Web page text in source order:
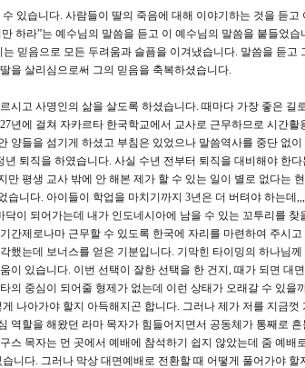
있습니다. 사람들이 딸의 죽음에 대해 이야기하는 것을 듣고
하라”는 예수님의 말씀을 듣고 이 예수님의 말씀을 붙들었습
믿음으로 모든 두려움과 슬픔을 이겨냈습니다. 말씀을 듣고
을 살리심으로써 그의 믿음을 축복하셨습니다.
시고 사명인의 삶을 살도록 하셨습니다. 때마다 가장 좋은 길
년에 걸쳐 자카르타 한국학교에서 교사로 근무하므로 시간활
양들을 섬기게 하셨고 부침은 있었으나 말씀역사를 중단 없
퇴직을 하였습니다. 사실 수년 전부터 퇴직을 대비해야 한
평생 교사 밖에 안 해본 제가 할 수 있는 일이 별로 없다는
니다. 아이들이 학업을 마치기까지 3년은 더 버텨야 하는데
이 되어가는데 내가 인도네시아에 남을 수 있는 꼬투리를 찾
간제로나마 근무할 수 있도록 한국에 자리를 마련하여 주시
했는데 보너스를 얻은 기분입니다. 기막힌 타이밍의 하나님께
이 있습니다. 이번 선택이 잘한 선택을 한 건지, 때가 되면 대
의 중심이 되어줄 형제가 없는데 이런 상태가 오래갈 수 있을
나아가야 할지 아득해지곤 합니다. 그러나 제가 저를 지금껏
역할을 해왔던 라마 목자가 힘들어지면서 공동체가 통째로 흔
스 목자는 먼 곳에서 예배에 참석하기 쉽지 않았는데 줌 예배
니다. 그러나 막상 대면예배로 전환할 때 어떻게 풀어가야 할